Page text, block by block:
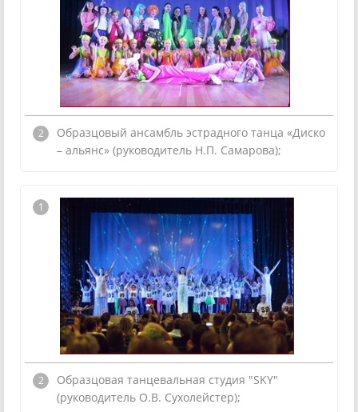
Образцовый ансамбль эстрадного танца «Диско
– альянс» (руководитель Н.П. Самарова);
Образцовая танцевальная студия "SKY"
(руководитель О.В. Сухолейстер);